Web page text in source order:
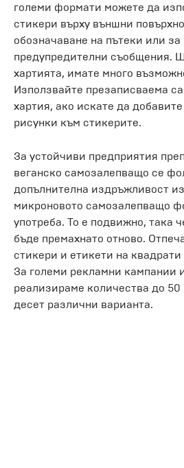
големи формати можете да
стикери върху външни
обозначаване на пътеки или
предупредителни съобщения.
хартията, имате много
Използвайте презаписваема
хартия, ако искате да
рисунки към стикерите.
За устойчиви предприятия
веганско самозалепващо се
допълнителна издръжливост
микроновото самозалепващо
употреба. То е подвижно, така
бъде премахнато отново.
стикери и етикети на
За големи рекламни кампании
реализираме количества до
десет различни варианта.